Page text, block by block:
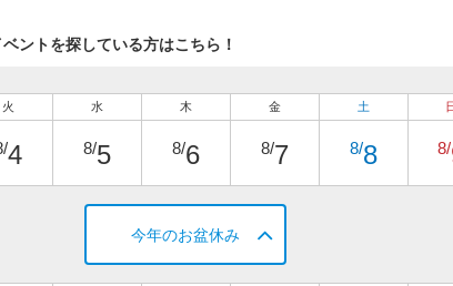
ントを探している方はこちら！
火
4
水
8/5
木
8/6
金
8/7
土
8/8 8/
今年のお盆休み